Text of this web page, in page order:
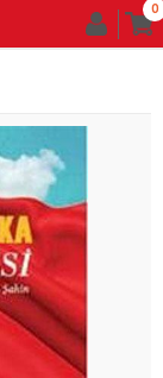
0